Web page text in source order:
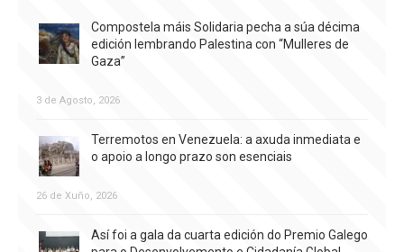
Compostela máis Solidaria pecha a súa décima
edición lembrando Palestina con “Mulleres de
Gaza”
3 de Agosto, 2026
Terremotos en Venezuela: a axuda inmediata e
o apoio a longo prazo son esenciais
26 de Xuño, 2026
Así foi a gala da cuarta edición do Premio Galego